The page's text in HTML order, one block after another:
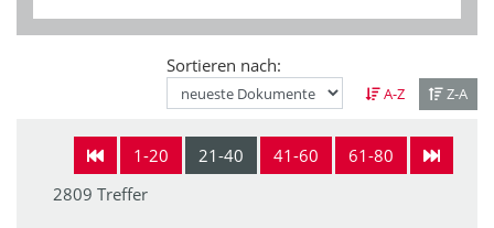
Sortieren nach:
A-Z Z-A
1-20 21-40 41-60
61-80
2809 Treffer